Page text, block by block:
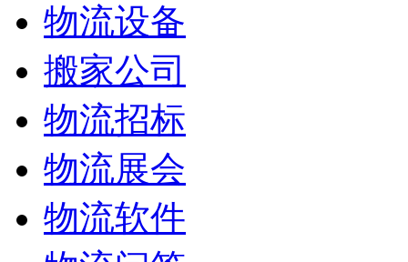
物流设备
搬家公司
物流招标
物流展会
物流软件